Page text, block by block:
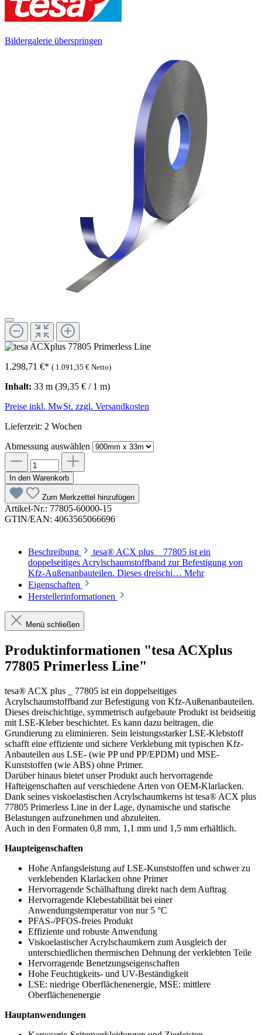
Bildergalerie überspringen
1.298,71 €* ( 1.091,35 € Netto)
Inhalt: 33 m (39,35 € / 1 m)
Preise inkl. MwSt. zzgl. Versandkosten
Lieferzeit: 2 Wochen
Abmessung auswählen
In den Warenkorb
Zum Merkzettel hinzufügen
Artikel-Nr.: 77805-60000-15
GTIN/EAN: 4063565066696
Beschreibung
tesa® ACX plus _ 77805 ist ein
doppelseitiges Acrylschaumstoffband zur Befestigung von
Kfz-Außenanbauteilen. Dieses dreischi… Mehr
Eigenschaften
Herstellerinformationen
Menü schließen
Produktinformationen "tesa ACXplus
77805 Primerless Line"
tesa® ACX plus _ 77805 ist ein doppelseitiges
Acrylschaumstoffband zur Befestigung von Kfz-Außenanbauteilen.
Dieses dreischichtige, symmetrisch aufgebaute Produkt ist beidseitig
mit LSE-Kleber beschichtet. Es kann dazu beitragen, die
Grundierung zu eliminieren. Sein leistungsstarker LSE-Klebstoff
schafft eine effiziente und sichere Verklebung mit typischen Kfz-
Anbauteilen aus LSE- (wie PP und PP/EPDM) und MSE-
Kunststoffen (wie ABS) ohne Primer.
Darüber hinaus bietet unser Produkt auch hervorragende
Hafteigenschaften auf verschiedene Arten von OEM-Klarlacken.
Dank seines viskoelastischen Acrylschaumkerns ist tesa® ACX plus
77805 Primerless Line in der Lage, dynamische und statische
Belastungen aufzunehmen und abzuleiten.
Auch in den Formaten 0,8 mm, 1,1 mm und 1,5 mm erhältlich.
Haupteigenschaften
Hohe Anfangsleistung auf LSE-Kunststoffen und schwer zu
verklebenden Klarlacken ohne Primer
Hervorragende Schälhaftung direkt nach dem Auftrag
Hervorragende Klebestabilität bei einer
Anwendungstemperatur von nur 5 °C
PFAS-/PFOS-freies Produkt
Effiziente und robuste Anwendung
Viskoelastischer Acrylschaumkern zum Ausgleich der
unterschiedlichen thermischen Dehnung der verklebten Teile
Hervorragende Benetzungseigenschaften
Hohe Feuchtigkeits- und UV-Beständigkeit
LSE: niedrige Oberflächenenergie, MSE: mittlere
Oberflächenenergie
Hauptanwendungen